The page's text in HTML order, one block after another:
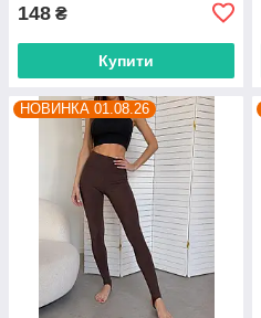
148 ₴
Купити
НОВИНКА 01.08.26